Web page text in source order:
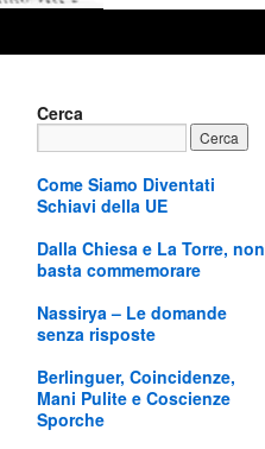
Cerca
Come Siamo Diventati
Schiavi della UE
Dalla Chiesa e La Torre, non
basta commemorare
Nassirya – Le domande
senza risposte
Berlinguer, Coincidenze,
Mani Pulite e Coscienze
Sporche